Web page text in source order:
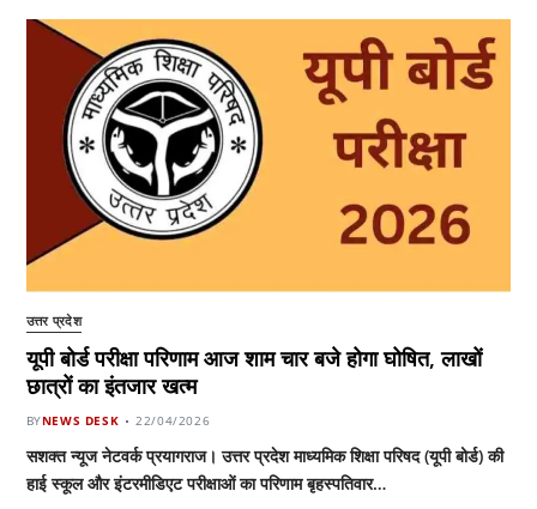
उत्तर प्रदेश
यूपी बोर्ड परीक्षा परिणाम आज शाम चार बजे होगा घोषित, लाखों
छात्रों का इंतजार खत्म
BYNEWS DESK 22/04/2026
सशक्त न्यूज नेटवर्क प्रयागराज। उत्तर प्रदेश माध्यमिक शिक्षा परिषद (यूपी बोर्ड) की
हाई स्कूल और इंटरमीडिएट परीक्षाओं का परिणाम बृहस्पतिवार…